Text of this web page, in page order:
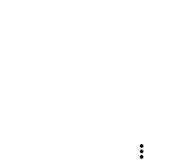
more_vert